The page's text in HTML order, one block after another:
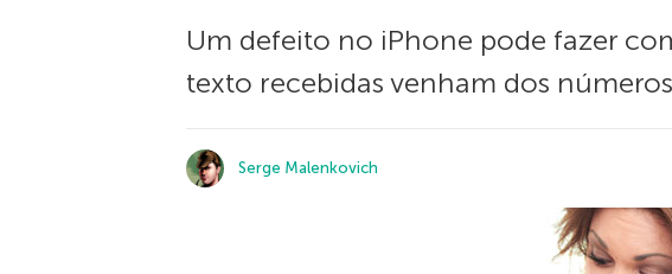
Um defeito no iPhone pode fazer
texto recebidas venham dos
Serge Malenkovich